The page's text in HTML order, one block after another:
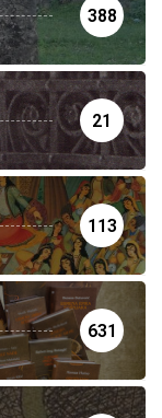
388
21
113
631